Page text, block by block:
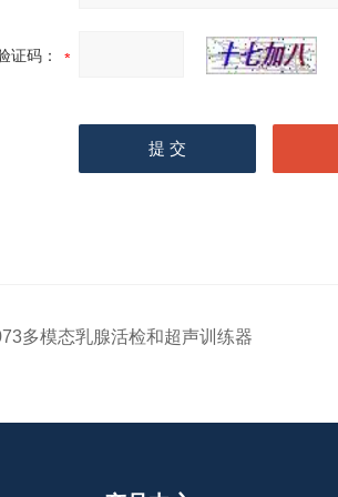
证码：
多模态乳腺活检和超声训练器